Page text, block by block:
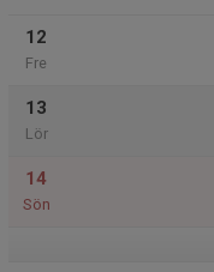
12
Fre
13
Lör
14
Sön